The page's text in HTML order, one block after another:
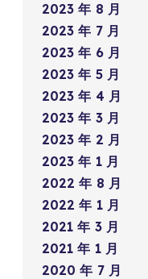
2023 年 8 月
2023 年 7 月
2023 年 6 月
2023 年 5 月
2023 年 4 月
2023 年 3 月
2023 年 2 月
2023 年 1 月
2022 年 8 月
2022 年 1 月
2021 年 3 月
2021 年 1 月
2020 年 7 月